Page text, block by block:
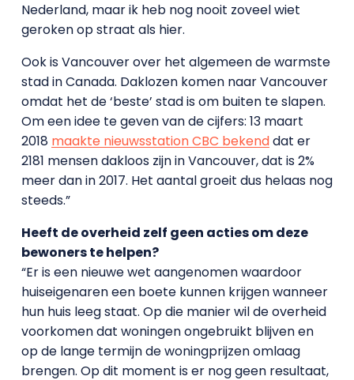
Nederland, maar ik heb nog nooit zoveel wiet
geroken op straat als hier.
Ook is Vancouver over het algemeen de warmste
stad in Canada. Daklozen komen naar Vancouver
omdat het de ‘beste’ stad is om buiten te slapen.
Om een idee te geven van de cijfers: 13 maart
2018 maakte nieuwsstation CBC bekenddat er
2181 mensen dakloos zijn in Vancouver, dat is 2%
meer dan in 2017. Het aantal groeit dus helaas nog
steeds.”
Heeft de overheid zelf geen acties om deze
bewoners te helpen?
“Er is een nieuwe wet aangenomen waardoor
huiseigenaren een boete kunnen krijgen wanneer
hun huis leeg staat. Op die manier wil de overheid
voorkomen dat woningen ongebruikt blijven en
op de lange termijn de woningprijzen omlaag
brengen. Op dit moment is er nog geen resultaat,